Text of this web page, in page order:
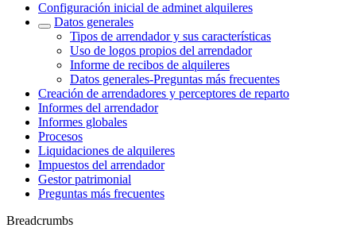
Configuración inicial de adminet alquileres
Datos generales
Tipos de arrendador y sus características
Uso de logos propios del arrendador
Informe de recibos de alquileres
Datos generales‎-Preguntas más frecuentes‎
Creación de arrendadores y perceptores de reparto
Informes del arrendador
Informes globales
Procesos
Liquidaciones de alquileres
Impuestos del arrendador
Gestor patrimonial
Preguntas más frecuentes
Breadcrumbs